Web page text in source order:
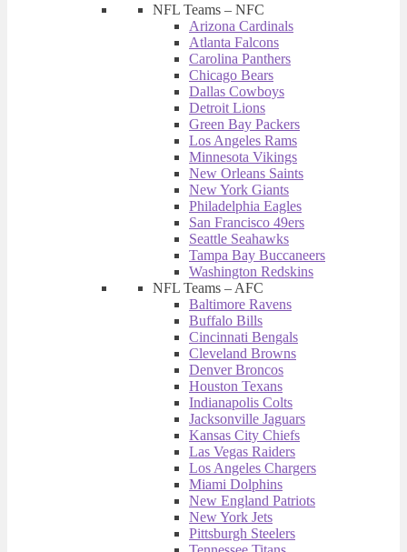
NFL Teams – NFC
Arizona Cardinals
Atlanta Falcons
Carolina Panthers
Chicago Bears
Dallas Cowboys
Detroit Lions
Green Bay Packers
Los Angeles Rams
Minnesota Vikings
New Orleans Saints
New York Giants
Philadelphia Eagles
San Francisco 49ers
Seattle Seahawks
Tampa Bay Buccaneers
Washington Redskins
NFL Teams – AFC
Baltimore Ravens
Buffalo Bills
Cincinnati Bengals
Cleveland Browns
Denver Broncos
Houston Texans
Indianapolis Colts
Jacksonville Jaguars
Kansas City Chiefs
Las Vegas Raiders
Los Angeles Chargers
Miami Dolphins
New England Patriots
New York Jets
Pittsburgh Steelers